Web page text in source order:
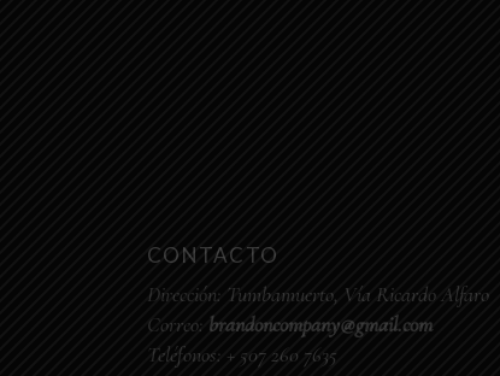
CONTACTO
Dirección: Tumbamuerto, Vía Ricardo Alfaro
Correo: brandoncompany@gmail.com
Teléfonos: + 507 260 7635